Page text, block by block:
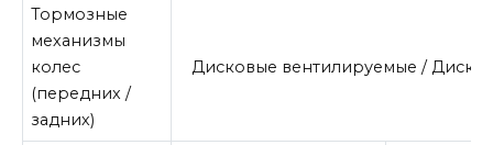
Тормозные
механизмы
колес
(передних /
задних)
Дисковые вентилируемые /